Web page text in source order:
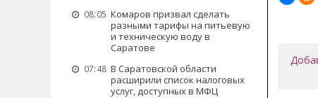
08:05 Комаров призвал сделать
разными тарифы на питьевую
и техническую воду в
Саратове
07:48 В Саратовской области
расширили список налоговых
услуг, доступных в МФЦ